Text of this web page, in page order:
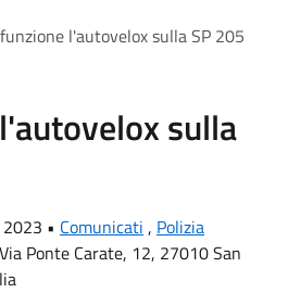
l'autovelox sulla SP 205
sulla
• Comunicati , Polizia
Via Ponte Carate, 12, 27010 San